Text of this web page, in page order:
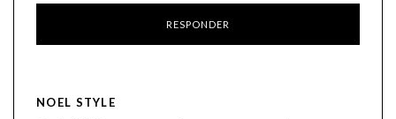
RESPONDER
NOEL STYLE